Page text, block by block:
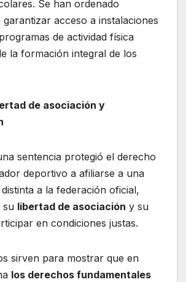
Se han ordenado
garantizar acceso a instalaciones
de actividad física
la formación integral de los
de asociación y
sentencia protegió el derecho
deportivo a afiliarse a una
a la federación oficial,
su libertad de asociación y su
en condiciones justas.
sirven para mostrar que en
los derechos fundamentales